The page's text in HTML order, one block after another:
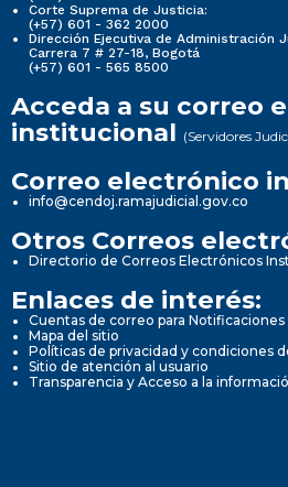
Corte Suprema de Justicia:
(+57) 601 - 362 2000
Dirección Ejecutiva de Administración
Carrera 7 # 27-18, Bogotá
(+57) 601 - 565 8500
Acceda a su correo
institucional (Servidores
Correo electrónico
info@cendoj.ramajudicial.gov.co
Otros Correos
Directorio de Correos Electrónicos
Enlaces de interés:
Cuentas de correo para Notificaciones
Mapa del sitio
Políticas de privacidad y condiciones
Sitio de atención al usuario
Transparencia y Acceso a la